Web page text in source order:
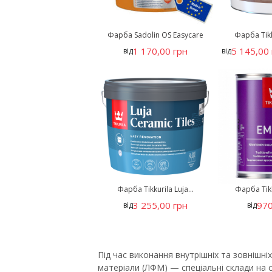
Фарба Sadolin OS Easycare
від1 170,00 грн
Фарба
від5 145,00
Фарба Tikkurila Luja...
від3 255,00 грн
Фарба
від
Під час виконання внутрішніх та
матеріали (ЛФМ) — спеціальні склади на